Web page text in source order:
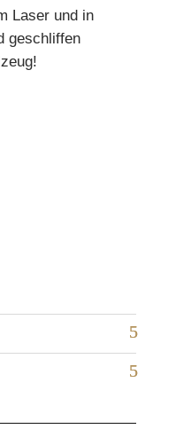
Laser und in
geschliffen